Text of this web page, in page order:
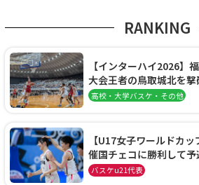
RANKING
【インターハイ2026】
大会王者の鳥取城北を
阜女子に完勝、大会3日
高校・大学バスケ・その他
【U17女子ワールドカ
催国チェコに勝利して
通過！準々決勝の相手
バスケu21代表